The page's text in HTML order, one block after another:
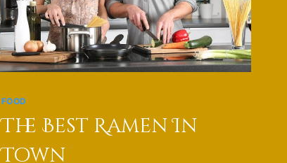
FOOD
The Best Ramen In
Town